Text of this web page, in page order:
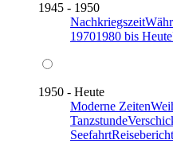
1945 - 1950
Nachkriegszeit
19701980 bis Heute
1950 - Heute
Moderne Zeiten
Tanzstunde
Seefahrt